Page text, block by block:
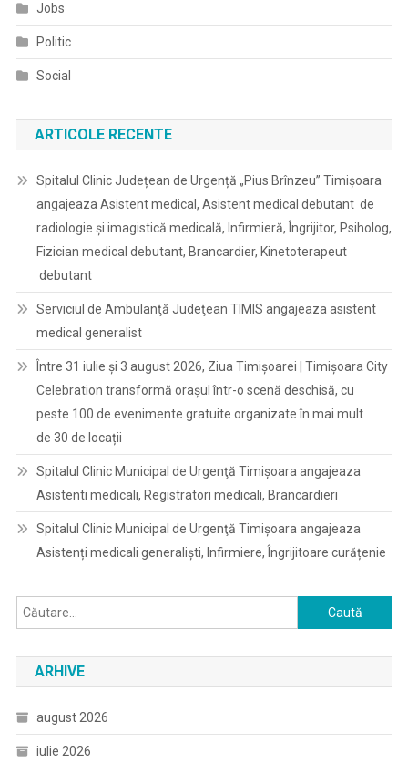
Jobs
Politic
Social
ARTICOLE RECENTE
Spitalul Clinic Județean de Urgență „Pius Brînzeu” Timișoara
angajeaza Asistent medical, Asistent medical debutant de
radiologie și imagistică medicală, Infirmieră, Îngrijitor, Psiholog,
Fizician medical debutant, Brancardier, Kinetoterapeut
debutant
Serviciul de Ambulanţă Judeţean TIMIS angajeaza asistent
medical generalist
Între 31 iulie și 3 august 2026, Ziua Timișoarei | Timișoara City
Celebration transformă orașul într-o scenă deschisă, cu
peste 100 de evenimente gratuite organizate în mai mult
de 30 de locații
Spitalul Clinic Municipal de Urgenţă Timişoara angajeaza
Asistenti medicali, Registratori medicali, Brancardieri
Spitalul Clinic Municipal de Urgenţă Timişoara angajeaza
Asistenți medicali generaliști, Infirmiere, Îngrijitoare curățenie
Caută
după:
ARHIVE
august 2026
iulie 2026